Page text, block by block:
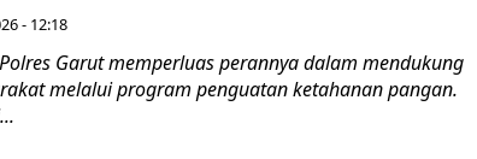
- 12:18
Polres Garut memperluas perannya dalam mendukung
melalui program penguatan ketahanan pangan.